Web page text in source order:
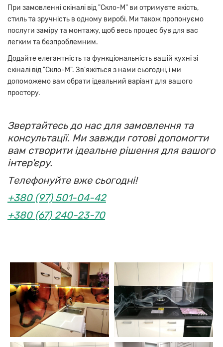
При замовленні скіналі від "Скло-М" ви отримуєте якість,
стиль та зручність в одному виробі. Ми також пропонуємо
послуги заміру та монтажу, щоб весь процес був для вас
легким та безпроблемним.
Додайте елегантність та функціональність вашій кухні зі
скіналі від "Скло-М". Зв'яжіться з нами сьогодні, і ми
допоможемо вам обрати ідеальний варіант для вашого
простору.
Звертайтесь до нас для замовлення та
консультації. Ми завжди готові допомогти
вам створити ідеальне рішення для вашого
інтер'єру.
Телефонуйте вже сьогодні!
+380 (97) 501-04-42
+380 (67) 240-23-70